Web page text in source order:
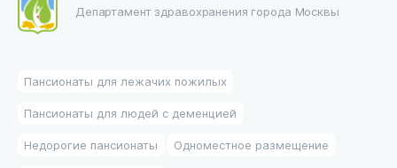
Департамент здравохранения города Москвы
Пансионаты для лежачих пожилых
Пансионаты для людей с деменцией
Недорогие пансионаты Одноместное размещение